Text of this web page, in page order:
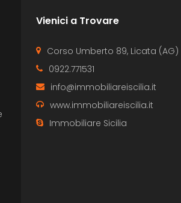
Vienici a Trovare
Corso Umberto 89, Licata (AG)
0922.771531
info@immobiliareiscilia.it
www.immobiliareiscilia.it
Immobiliare Sicilia